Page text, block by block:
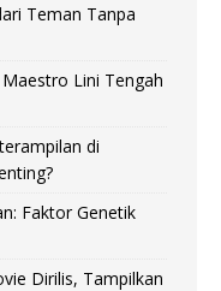
Teman Tanpa
Lini Tengah
di
Faktor Genetik
Dirilis, Tampilkan